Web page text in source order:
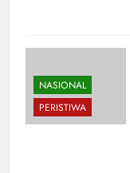
NASIONAL
PERISTIWA